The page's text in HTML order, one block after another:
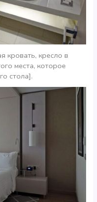
кровать, кресло в
места, которое
стола].